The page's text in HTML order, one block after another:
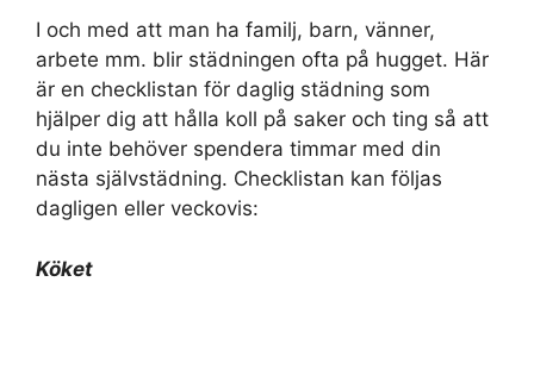
I och med att man ha familj, barn, vänner,
arbete mm. blir städningen ofta på hugget. Här
är en checklistan för daglig städning som
hjälper dig att hålla koll på saker och ting så att
du inte behöver spendera timmar med din
nästa självstädning. Checklistan kan följas
dagligen eller veckovis:
Köket